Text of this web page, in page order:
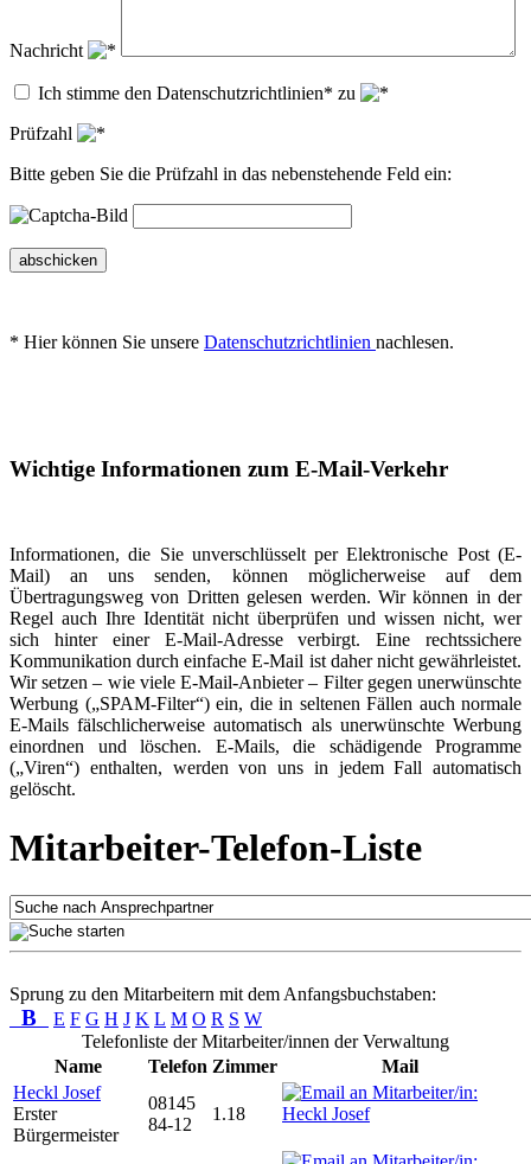
Nachricht
Ich stimme den Datenschutzrichtlinien* zu
Prüfzahl
Bitte geben Sie die Prüfzahl in das nebenstehende Feld ein:
abschicken
* Hier können Sie unsere Datenschutzrichtlinien nachlesen.
Wichtige Informationen zum E-Mail-Verkehr
Informationen, die Sie unverschlüsselt per Elektronische Post (E-
Mail) an uns senden, können möglicherweise auf dem
Übertragungsweg von Dritten gelesen werden. Wir können in der
Regel auch Ihre Identität nicht überprüfen und wissen nicht, wer
sich hinter einer E-Mail-Adresse verbirgt. Eine rechtssichere
Kommunikation durch einfache E-Mail ist daher nicht gewährleistet.
Wir setzen – wie viele E-Mail-Anbieter – Filter gegen unerwünschte
Werbung („SPAM-Filter“) ein, die in seltenen Fällen auch normale
E-Mails fälschlicherweise automatisch als unerwünschte Werbung
einordnen und löschen. E-Mails, die schädigende Programme
(„Viren“) enthalten, werden von uns in jedem Fall automatisch
gelöscht.
Mitarbeiter-Telefon-Liste
Sprung zu den Mitarbeitern mit dem Anfangsbuchstaben:
B E F G H J K L M O R S W
Telefonliste der Mitarbeiter/innen der Verwaltung
Name
Telefon Zimmer
Mail
Heckl Josef
Erster
Bürgermeister
08145
84-12
1.18